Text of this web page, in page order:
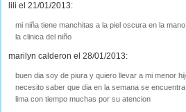
lili el 21/01/2013:
mi niña tiene manchitas a la piel oscura en la
la clinica del niño
marilyn calderon el 28/01/2013:
buen dia soy de piura y quiero llevar a mi menor
necesito saber que dia en la semana se
lima con tiempo muchas por su atencion